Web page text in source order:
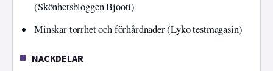
(Skönhetsbloggen Bjooti)
Minskar torrhet och förhårdnader (Lyko testmagasin)
NACKDELAR